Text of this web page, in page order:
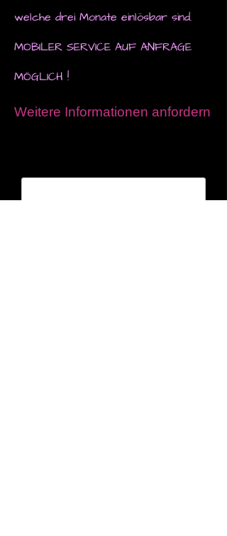
welche drei Monate einlösbar sind.
MOBILER SERVICE AUF ANFRAGE
MÖGLICH !
Weitere Informationen anfordern